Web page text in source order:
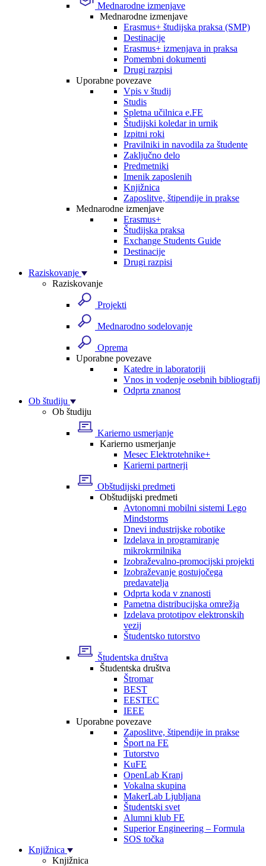
Mednarodne izmenjave
Mednarodne izmenjave
Erasmus+ študijska praksa (SMP)
Destinacije
Erasmus+ izmenjava in praksa
Pomembni dokumenti
Drugi razpisi
Uporabne povezave
Vpis v študij
Studis
Spletna učilnica e.FE
Študijski koledar in urnik
Izpitni roki
Pravilniki in navodila za študente
Zaključno delo
Predmetniki
Imenik zaposlenih
Knjižnica
Zaposlitve, štipendije in prakse
Mednarodne izmenjave
Erasmus+
Študijska praksa
Exchange Students Guide
Destinacije
Drugi razpisi
Raziskovanje
Raziskovanje
Projekti
Mednarodno sodelovanje
Oprema
Uporabne povezave
Katedre in laboratoriji
Vnos in vodenje osebnih bibliografij
Odprta znanost
Ob študiju
Ob študiju
Karierno usmerjanje
Karierno usmerjanje
Mesec Elektrotehnike+
Karierni partnerji
Obštudijski predmeti
Obštudijski predmeti
Avtonomni mobilni sistemi Lego
Mindstorms
Dnevi industrijske robotike
Izdelava in programiranje
mikrokrmilnika
Izobraževalno-promocijski projekti
Izobraževanje gostujočega
predavatelja
Odprta koda v znanosti
Pametna distribucijska omrežja
Izdelava prototipov elektronskih
vezij
Študentsko tutorstvo
Študentska društva
Študentska društva
Štromar
BEST
EESTEC
IEEE
Uporabne povezave
Zaposlitve, štipendije in prakse
Šport na FE
Tutorstvo
KuFE
OpenLab Kranj
Vokalna skupina
MakerLab Ljubljana
Študentski svet
Alumni klub FE
Superior Engineering – Formula
SOS točka
Knjižnica
Knjižnica